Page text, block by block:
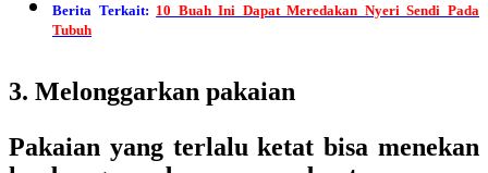
Berita Terkait: 10 Buah Ini Dapat Meredakan Nyeri Sendi Pada
Tubuh
3. Melonggarkan pakaian
Pakaian yang terlalu ketat bisa menekan